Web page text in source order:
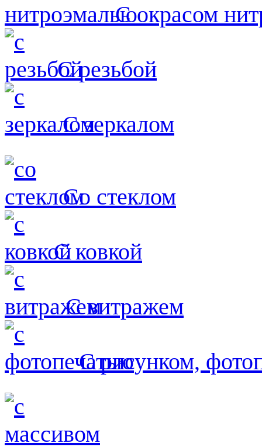
С окрасом
С резьбой
С зеркалом
Со стеклом
С ковкой
С витражем
С рисунком,